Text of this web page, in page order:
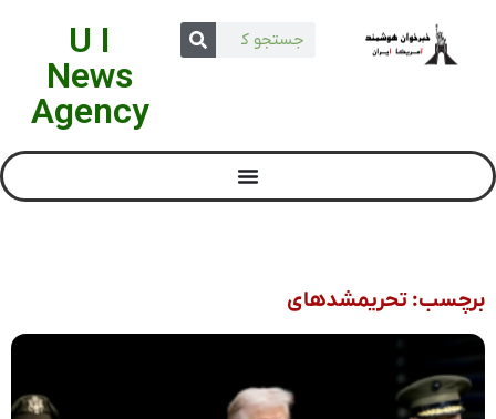
U I
News
Agency
برچسب: تحریمشدهای